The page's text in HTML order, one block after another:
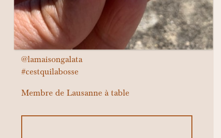
retrouver l’émotion pure du goût
authentique.
Contacter la Bosse : hello@maisongalata.ch
@lamaisongalata
#cestquilabosse
Membre deLausanne à table